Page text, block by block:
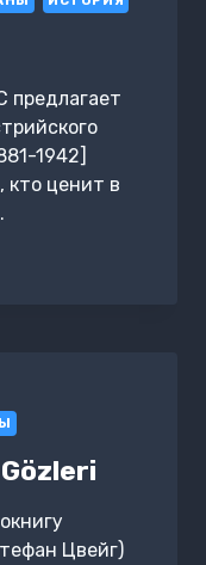
1942]
кто ценит в
Цвейг)